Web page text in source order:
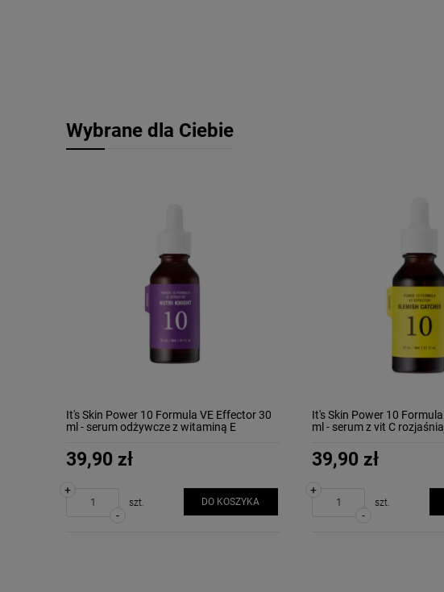
Wybrane dla Ciebie
It's Skin Power 10 Formula VE Effector 30
ml - serum odżywcze z witaminą E
39,90 zł
-
+
szt. DO KOSZYKA
It's Skin Power 10
ml - serum z vit C
39,90 zł
-
+
szt.